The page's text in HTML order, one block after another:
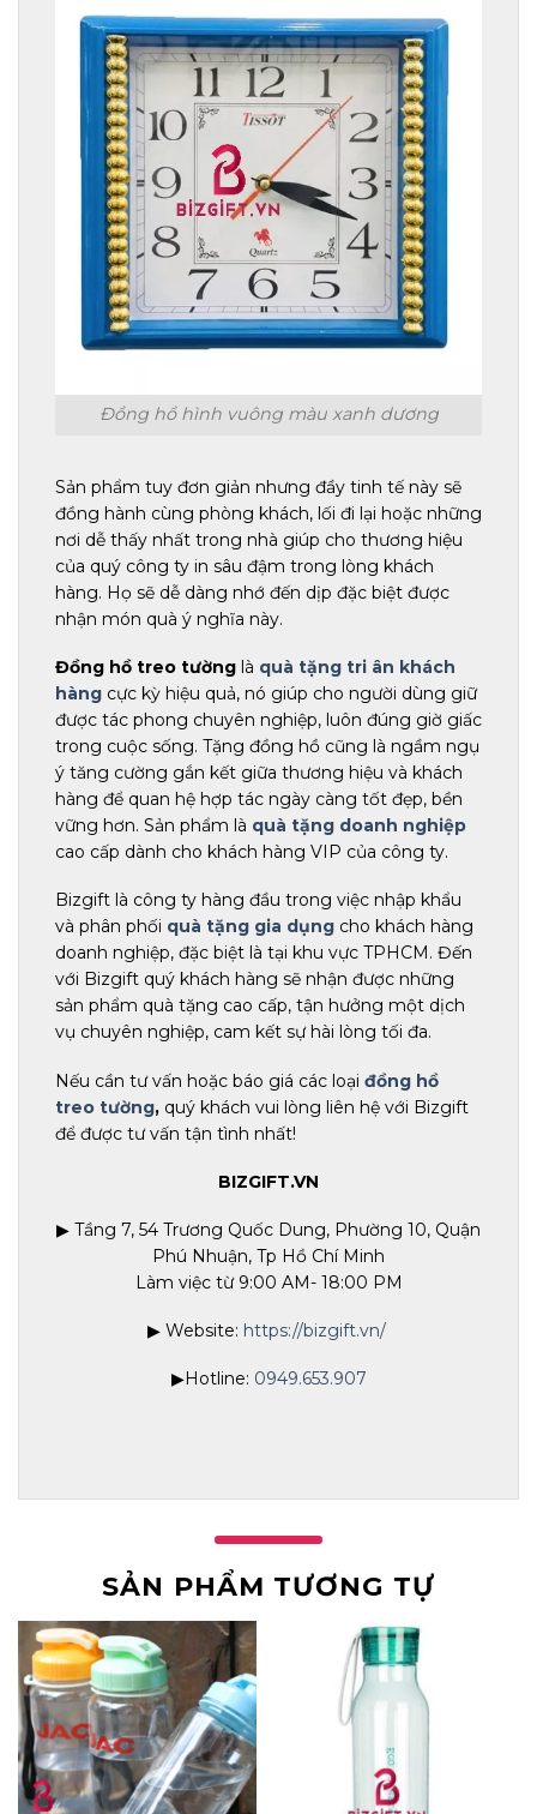
Đồng hồ hình vuông màu xanh dương
Sản phẩm tuy đơn giản nhưng đầy tinh tế này sẽ
đồng hành cùng phòng khách, lối đi lại hoặc những
nơi dễ thấy nhất trong nhà giúp cho thương hiệu
của quý công ty in sâu đậm trong lòng khách
hàng. Họ sẽ dễ dàng nhớ đến dịp đặc biệt được
nhận món quà ý nghĩa này.
Đồng hồ treo tường là quà tặng tri ân khách
hàng cực kỳ hiệu quả, nó giúp cho người dùng giữ
được tác phong chuyên nghiệp, luôn đúng giờ giấc
trong cuộc sống. Tặng đồng hồ cũng là ngầm ngụ
ý tăng cường gắn kết giữa thương hiệu và khách
hàng để quan hệ hợp tác ngày càng tốt đẹp, bền
vững hơn. Sản phẩm là quà tặng doanh nghiệp
cao cấp dành cho khách hàng VIP của công ty.
Bizgift là công ty hàng đầu trong việc nhập khẩu
và phân phối quà tặng gia dụng cho khách hàng
doanh nghiệp, đặc biệt là tại khu vực TPHCM. Đến
với Bizgift quý khách hàng sẽ nhận được những
sản phẩm quà tặng cao cấp, tận hưởng một dịch
vụ chuyên nghiệp, cam kết sự hài lòng tối đa.
Nếu cần tư vấn hoặc báo giá các loại đồng hồ
treo tường, quý khách vui lòng liên hệ với Bizgift
để được tư vấn tận tình nhất!
BIZGIFT.VN
▶ Tầng 7, 54 Trương Quốc Dung, Phường 10, Quận
Phú Nhuận, Tp Hồ Chí Minh
Làm việc từ 9:00 AM- 18:00 PM
▶ Website: https://bizgift.vn/
▶Hotline: 0949.653.907
SẢN PHẨM TƯƠNG TỰ